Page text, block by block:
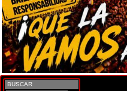
BUSCAR